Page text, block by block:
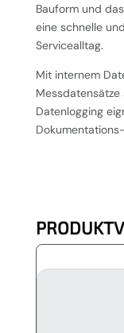
Bauform und
eine schnelle
Servicealltag.
Mit internem
Datenlogging